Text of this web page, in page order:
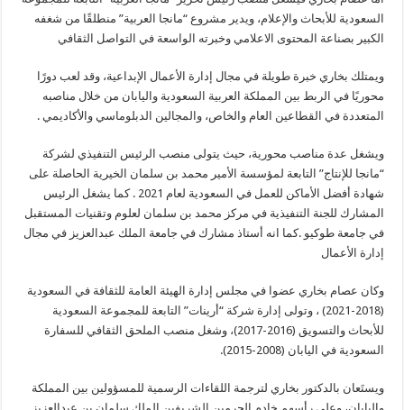
السعودية للأبحاث والإعلام، ويدير مشروع “مانجا العربية” منطلقًا من شغفه
الكبير بصناعة المحتوى الاعلامي وخبرته الواسعة في التواصل الثقافي
ويمتلك بخاري خبرة طويلة في مجال إدارة الأعمال الإبداعية، وقد لعب دورًا
محوريًا في الربط بين المملكة العربية السعودية واليابان من خلال مناصبه
المتعددة في القطاعين العام والخاص، والمجالين الدبلوماسي والأكاديمي .
ويشغل عدة مناصب محورية، حيث يتولى منصب الرئيس التنفيذي لشركة
“مانجا للإنتاج” التابعة لمؤسسة الأمير محمد بن سلمان الخيرية الحاصلة على
شهادة أفضل الأماكن للعمل في السعودية لعام 2021 . كما يشغل الرئيس
المشارك للجنة التنفيذية في مركز محمد بن سلمان لعلوم وتقنيات المستقبل
في جامعة طوكيو .كما انه أستاذ مشارك في جامعة الملك عبدالعزيز في مجال
إدارة الأعمال
وكان عصام بخاري عضوا في مجلس إدارة الهيئة العامة للثقافة في السعودية
(2018-2021) ، وتولى إدارة شركة “أرينات” التابعة للمجموعة السعودية
للأبحاث والتسويق (2016-2017)، وشغل منصب الملحق الثقافي للسفارة
السعودية في اليابان (2008-2015).
ويستَعان بالدكتور بخاري لترجمة اللقاءات الرسمية للمسؤولين بين المملكة